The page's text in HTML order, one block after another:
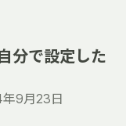
分で設定した
年9月23日